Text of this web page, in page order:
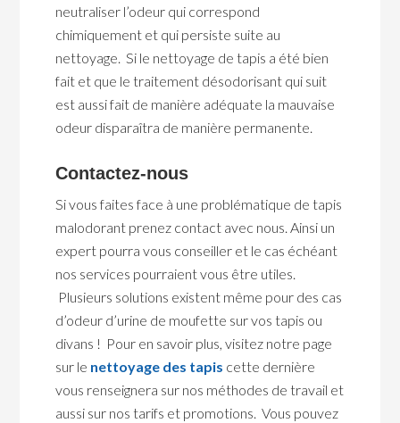
neutraliser l’odeur qui correspond
chimiquement et qui persiste suite au
nettoyage. Si le nettoyage de tapis a été bien
fait et que le traitement désodorisant qui suit
est aussi fait de manière adéquate la mauvaise
odeur disparaîtra de manière permanente.
Contactez-nous
Si vous faites face à une problématique de tapis
malodorant prenez contact avec nous. Ainsi un
expert pourra vous conseiller et le cas échéant
nos services pourraient vous être utiles.
Plusieurs solutions existent même pour des cas
d’odeur d’urine de moufette sur vos tapis ou
divans ! Pour en savoir plus, visitez notre page
sur le nettoyage des tapis cette dernière
vous renseignera sur nos méthodes de travail et
aussi sur nos tarifs et promotions. Vous pouvez